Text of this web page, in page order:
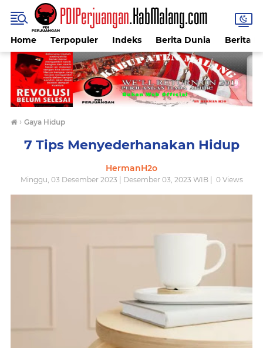
Home Terpopuler Indeks Berita Dunia Berita
› Gaya Hidup
7 Tips Menyederhanakan Hidup
HermanH2o
Minggu, 03 Desember 2023 | Desember 03, 2023 WIB | 0Views